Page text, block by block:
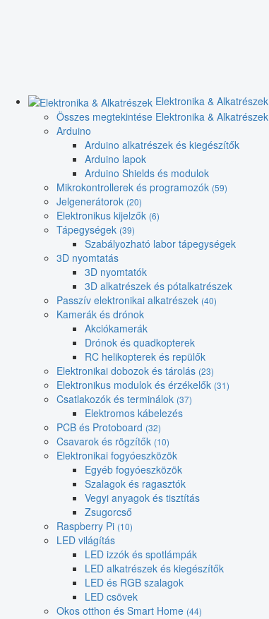
Elektronika & Alkatrészek
Összes megtekintése Elektronika & Alkatrészek
Arduino
Arduino alkatrészek és kiegészítők
Arduino lapok
Arduino Shields és modulok
Mikrokontrollerek és programozók (59)
Jelgenerátorok (20)
Elektronikus kijelzők (6)
Tápegységek (39)
Szabályozható labor tápegységek
3D nyomtatás
3D nyomtatók
3D alkatrészek és pótalkatrészek
Passzív elektronikai alkatrészek (40)
Kamerák és drónok
Akciókamerák
Drónok és quadkopterek
RC helikopterek és repülők
Elektronikai dobozok és tárolás (23)
Elektronikus modulok és érzékelők (31)
Csatlakozók és terminálok (37)
Elektromos kábelezés
PCB és Protoboard (32)
Csavarok és rögzítők (10)
Elektronikai fogyóeszközök
Egyéb fogyóeszközök
Szalagok és ragasztók
Vegyi anyagok és tisztítás
Zsugorcső
Raspberry Pi (10)
LED világítás
LED izzók és spotlámpák
LED alkatrészek és kiegészítők
LED és RGB szalagok
LED csövek
Okos otthon és Smart Home (44)